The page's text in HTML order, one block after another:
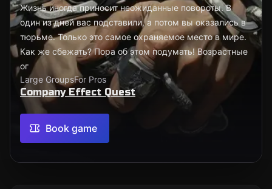
Жизнь иногда приносит неожиданные повороты. В
один из дней вас подставили, а потом вы оказались в
тюрьме. Только это самое охраняемое место в мире.
Как же сбежать? Пора об этом подумать! Возрастные
ог
Large GroupsFor Pros
Company Effect Quest
Book game